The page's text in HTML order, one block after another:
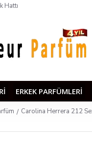
Hattı
ERKEK PARFÜMLERI
Carolina Herrera 212